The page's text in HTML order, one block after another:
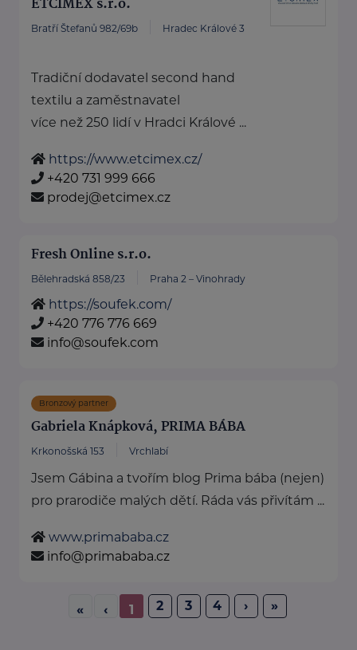
ETCIMEX s.r.o.
Bratří Štefanů 982/69b Hradec Králové 3
Tradiční dodavatel second hand
textilu a zaměstnavatel
více než 250 lidí v Hradci Králové ...
https://www.etcimex.cz/
+420 731 999 666
prodej@etcimex.cz
Fresh Online s.r.o.
Bělehradská 858/23 Praha 2 – Vinohrady
https://soufek.com/
+420 776 776 669
info@soufek.com
Bronzový partner
Gabriela Knápková, PRIMA BÁBA
Krkonošská 153 Vrchlabí
Jsem Gábina a tvořím blog Prima bába (nejen)
pro prarodiče malých dětí. Ráda vás přivítám ...
www.primababa.cz
info@primababa.cz
« ‹ 1 2 3 4 › »